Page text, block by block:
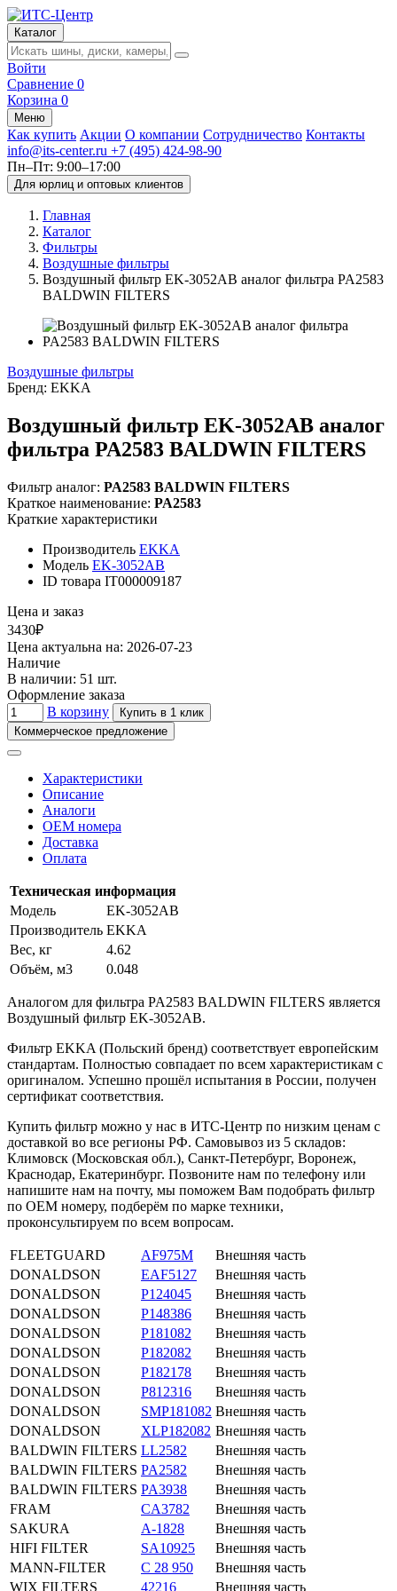
Каталог
Войти
Сравнение 0
Корзина 0
Меню
Как купить Акции О компании Сотрудничество Контакты
info@its-center.ru +7 (495) 424-98-90
Пн–Пт: 9:00–17:00
Для юрлиц и оптовых клиентов
Главная
Каталог
Фильтры
Воздушные фильтры
Воздушный фильтр EK-3052AB аналог фильтра PA2583
BALDWIN FILTERS
Воздушные фильтры
Бренд: EKKA
Воздушный фильтр EK-3052AB аналог
фильтра PA2583 BALDWIN FILTERS
Фильтр аналог: PA2583 BALDWIN FILTERS
Краткое наименование: PA2583
Краткие характеристики
Производитель EKKA
Модель EK-3052AB
ID товара IT000009187
Цена и заказ
3430₽
Цена актуальна на: 2026-07-23
Наличие
В наличии: 51 шт.
Оформление заказа
В корзину
Купить в 1 клик
Коммерческое предложение
Характеристики
Описание
Аналоги
OEM номера
Доставка
Оплата
Техническая информация
Модель
EK-3052AB
Производитель EKKA
Вес, кг
4.62
Объём, м3
0.048
Аналогом для фильтра PA2583 BALDWIN FILTERS является
Воздушный фильтр EK-3052AB.
Фильтр EKKA (Польский бренд) соответствует европейским
стандартам. Полностью совпадает по всем характеристикам с
оригиналом. Успешно прошёл испытания в России, получен
сертификат соответствия.
Купить фильтр можно у нас в ИТС-Центр по низким ценам с
доставкой во все регионы РФ. Самовывоз из 5 складов:
Климовск (Московская обл.), Санкт-Петербург, Воронеж,
Краснодар, Екатеринбург. Позвоните нам по телефону или
напишите нам на почту, мы поможем Вам подобрать фильтр
по OEM номеру, подберём по марке техники,
проконсультируем по всем вопросам.
FLEETGUARD AF975M
Внешняя часть
DONALDSON
EAF5127
Внешняя часть
DONALDSON
P124045
Внешняя часть
DONALDSON
P148386
Внешняя часть
DONALDSON
P181082
Внешняя часть
DONALDSON
P182082
Внешняя часть
DONALDSON
P182178
Внешняя часть
DONALDSON
P812316
Внешняя часть
DONALDSON
SMP181082 Внешняя часть
DONALDSON
XLP182082 Внешняя часть
BALDWIN FILTERS LL2582
Внешняя часть
BALDWIN FILTERS PA2582
Внешняя часть
BALDWIN FILTERS PA3938
Внешняя часть
FRAM
CA3782
Внешняя часть
SAKURA
A-1828
Внешняя часть
HIFI FILTER
SA10925
Внешняя часть
MANN-FILTER
C 28 950
Внешняя часть
WIX FILTERS
42216 Внешняя часть